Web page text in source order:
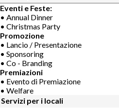
Eventi e Feste:
• Annual Dinner
• Christmas Party
Promozione
• Lancio / Presentazione
• Sponsoring
• Co - Branding
Premiazioni
• Evento di Premiazione
• Welfare
Servizi per i locali